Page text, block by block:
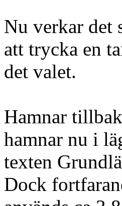
Nu verkar det
att trycka en
det valet.
Hamnar
hamnar nu i
texten
Dock